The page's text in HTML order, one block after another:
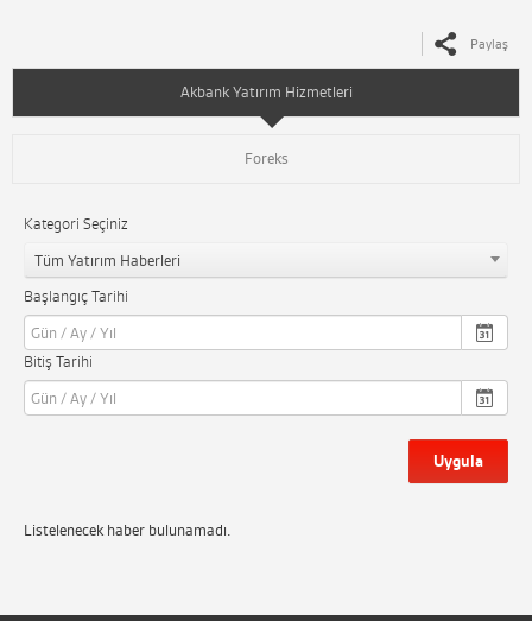
Paylaş
Akbank Yatırım Hizmetleri
Foreks
Kategori Seçiniz
Tüm Yatırım Haberleri
Başlangıç Tarihi
Bitiş Tarihi
Uygula
Listelenecek haber bulunamadı.